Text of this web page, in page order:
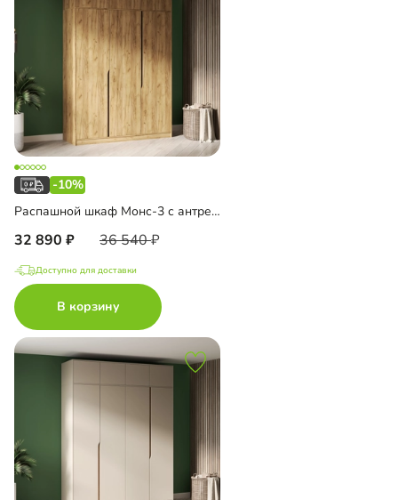
-10%
Распашной шкаф Монс-3 с антресолью
32 890 36 540
Доступно для доставки
В корзину